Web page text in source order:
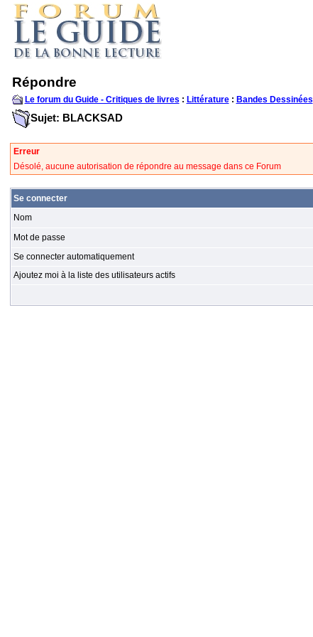
Répondre
Le forum du Guide - Critiques de livres : Littérature: Bandes Dessinées
Sujet: BLACKSAD
Erreur
Désolé, aucune autorisation de répondre au message dans ce Forum
Se connecter
Nom
Mot de passe
Se connecter automatiquement
Ajoutez moi à la liste des utilisateurs actifs